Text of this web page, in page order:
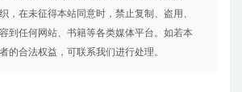
，在未征得本站同意时，禁止复制、盗用、
到任何网站、书籍等各类媒体平台。如若本
的合法权益，可联系我们进行处理。